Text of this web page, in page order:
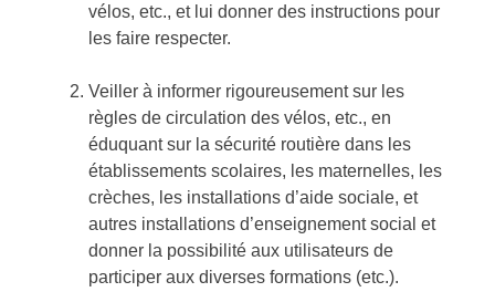
vélos, etc., et lui donner des instructions pour
les faire respecter.
Veiller à informer rigoureusement sur les
règles de circulation des vélos, etc., en
éduquant sur la sécurité routière dans les
établissements scolaires, les maternelles, les
crèches, les installations d’aide sociale, et
autres installations d’enseignement social et
donner la possibilité aux utilisateurs de
participer aux diverses formations (etc.).